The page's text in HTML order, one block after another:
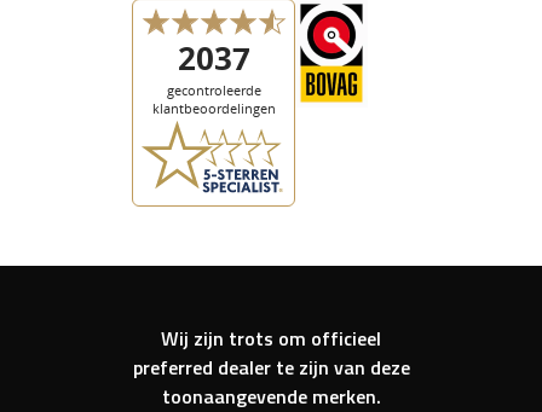
Wij zijn trots om officieel
preferred dealer te zijn van deze
toonaangevende merken.